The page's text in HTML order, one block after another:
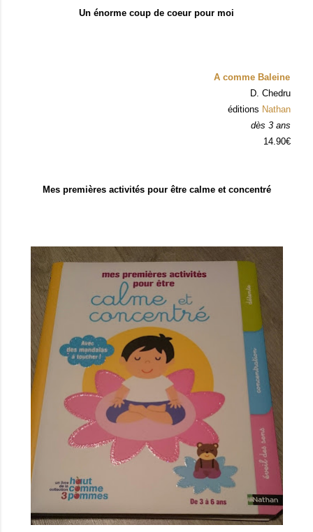
Un énorme coup de coeur pour moi
A comme Baleine
D. Chedru
éditions Nathan
dès 3 ans
14.90€
Mes premières activités pour être calme et concentré